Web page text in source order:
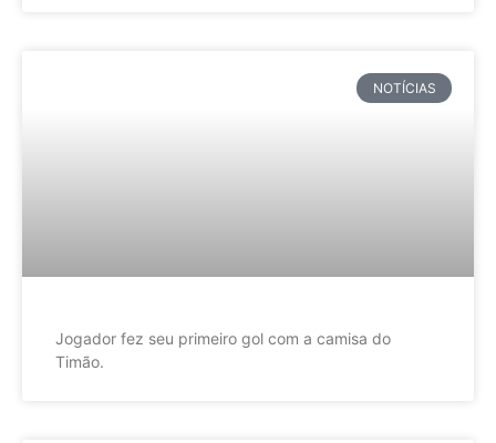
NOTÍCIAS
Jogador fez seu primeiro gol com a camisa do
Timão.